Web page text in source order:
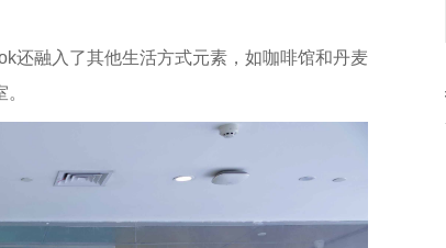
还融入了其他生活方式元素，如咖啡馆和丹麦